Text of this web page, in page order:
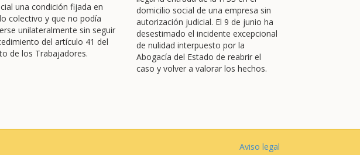
una condición fijada en
colectivo y que no podía
unilateralmente sin seguir
del artículo 41 del
de los Trabajadores.
domicilio social de una empresa sin
autorización judicial. El 9 de junio ha
desestimado el incidente excepcional
de nulidad interpuesto por la
Abogacía del Estado de reabrir el
caso y volver a valorar los hechos.
Aviso legal